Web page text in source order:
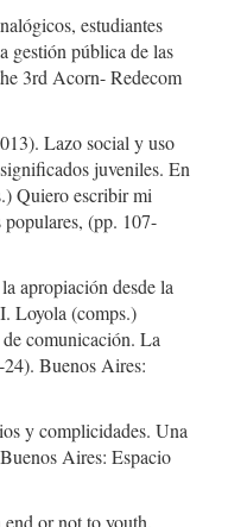
estudiantes
gestión pública de las
3rd Acorn- Redecom
Lazo social y uso
juveniles. En
Quiero escribir mi
(pp. 107-
apropiación desde la
Loyola (comps.)
comunicación. La
Buenos Aires:
y complicidades. Una
Aires: Espacio